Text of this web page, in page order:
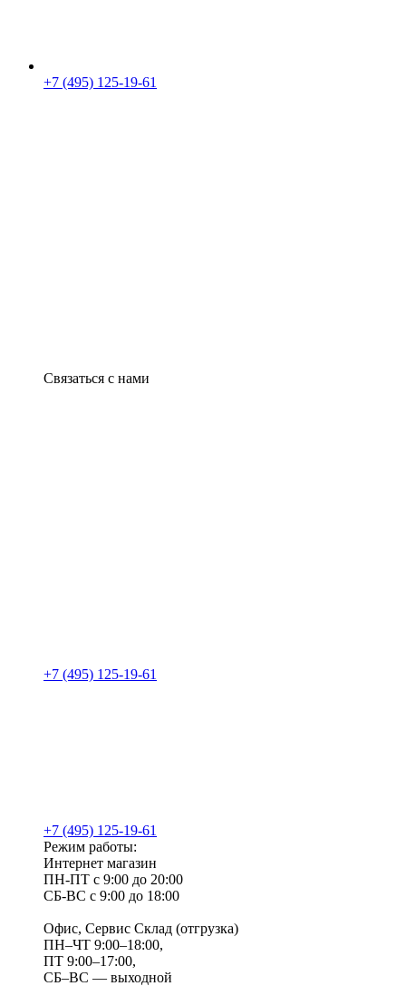
+7 (495) 125-19-61
Связаться с нами
+7 (495) 125-19-61
+7 (495) 125-19-61
Режим работы:
Интернет магазин
ПН-ПТ с 9:00 до 20:00
СБ-ВС с 9:00 до 18:00
Офис, Сервис Склад (отгрузка)
ПН–ЧТ 9:00–18:00,
ПТ 9:00–17:00,
СБ–ВС — выходной